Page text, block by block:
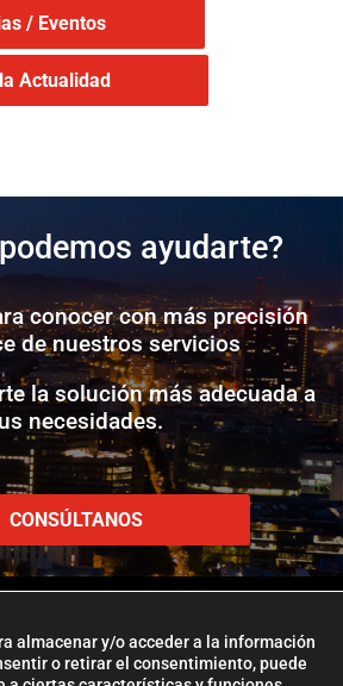
/ Eventos
Actualidad
ayudarte?
conocer con más precisión
de nuestros servicios
la solución más adecuada a
necesidades.
CONSÚLTANOS
almacenar y/o acceder a la información
o retirar el consentimiento, puede